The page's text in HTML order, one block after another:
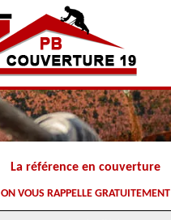
La référence en couverture
ON VOUS RAPPELLE GRATUITEMENT